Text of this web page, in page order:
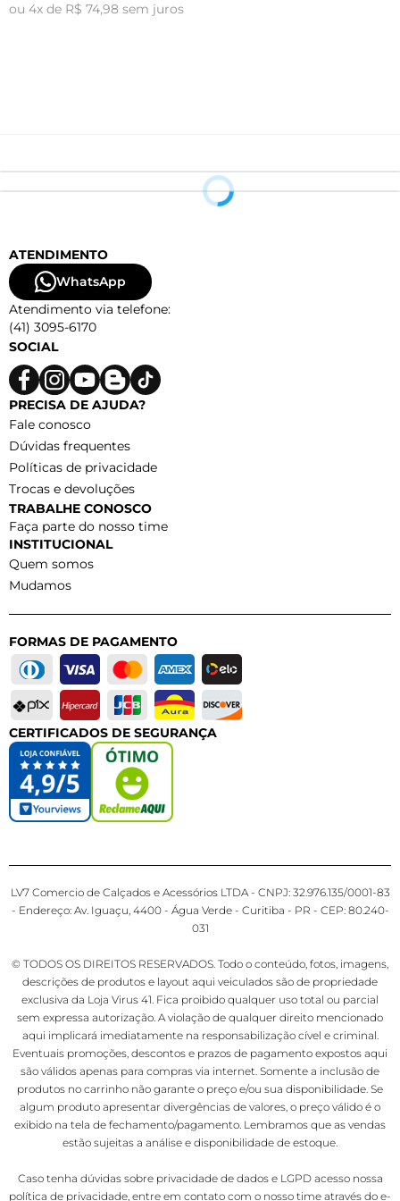
ou 4x de R$ 74,98 sem juros
ATENDIMENTO
WhatsApp
Atendimento via telefone:
(41) 3095-6170
SOCIAL
PRECISA DE AJUDA?
Fale conosco
Dúvidas frequentes
Políticas de privacidade
Trocas e devoluções
TRABALHE CONOSCO
Faça parte do nosso time
INSTITUCIONAL
Quem somos
Mudamos
FORMAS DE PAGAMENTO
CERTIFICADOS DE SEGURANÇA
LV7 Comercio de Calçados e Acessórios LTDA - CNPJ: 32.976.135/0001-83
- Endereço: Av. Iguaçu, 4400 - Água Verde - Curitiba - PR - CEP: 80.240-
031
© TODOS OS DIREITOS RESERVADOS. Todo o conteúdo, fotos, imagens,
descrições de produtos e layout aqui veiculados são de propriedade
exclusiva da Loja Virus 41. Fica proibido qualquer uso total ou parcial
sem expressa autorização. A violação de qualquer direito mencionado
aqui implicará imediatamente na responsabilização cível e criminal.
Eventuais promoções, descontos e prazos de pagamento expostos aqui
são válidos apenas para compras via internet. Somente a inclusão de
produtos no carrinho não garante o preço e/ou sua disponibilidade. Se
algum produto apresentar divergências de valores, o preço válido é o
exibido na tela de fechamento/pagamento. Lembramos que as vendas
estão sujeitas a análise e disponibilidade de estoque.
Caso tenha dúvidas sobre privacidade de dados e LGPD acesso nossa
política de privacidade , entre em contato com o nosso time através do e-